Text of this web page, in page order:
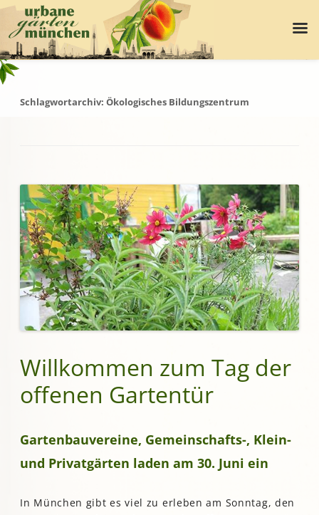
Schlagwortarchiv: Ökologisches Bildungszentrum
Willkommen zum Tag der
offenen Gartentür
Gartenbauvereine, Gemeinschafts-, Klein-
und Privatgärten laden am 30. Juni ein
In München gibt es viel zu erleben am Sonntag, den